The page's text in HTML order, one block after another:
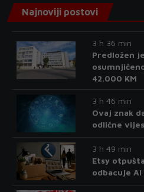
Najnoviji postovi
3 h 36 min
Predložen
42.000 KM
3 h 46 min
Ovaj znak
odlične
3 h 49 min
Etsy
odbacuje